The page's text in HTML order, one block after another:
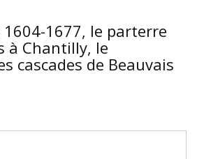
1604-1677, le parterre
à Chantilly, le
cascades de Beauvais